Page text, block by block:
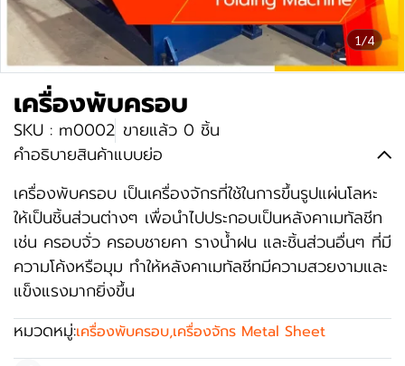
1/4
เครื่องพับครอบ
SKU : m0002 ขายแล้ว 0 ชิ้น
คำอธิบายสินค้าแบบย่อ
เครื่องพับครอบ เป็นเครื่องจักรที่ใช้ในการขึ้นรูปแผ่นโลหะ
ให้เป็นชิ้นส่วนต่างๆ เพื่อนำไปประกอบเป็นหลังคาเมทัลชีท
เช่น ครอบจั่ว ครอบชายคา รางน้ำฝน และชิ้นส่วนอื่นๆ ที่มี
ความโค้งหรือมุม ทำให้หลังคาเมทัลชีทมีความสวยงามและ
แข็งแรงมากยิ่งขึ้น
หมวดหมู่:เครื่องพับครอบ,เครื่องจักร Metal Sheet